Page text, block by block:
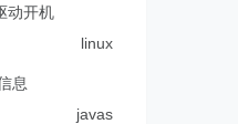
动开机
linux
息
javas